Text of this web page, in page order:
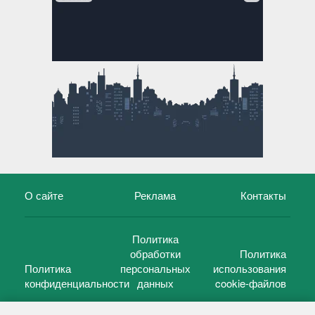
О сайте Реклама Контакты
Политика
конфиденциальности
Политика
обработки
персональных
данных
Политика
использования
cookie-файлов